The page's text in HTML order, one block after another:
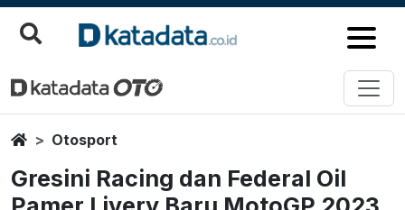
HomeOtosport
Gresini Racing dan Federal Oil